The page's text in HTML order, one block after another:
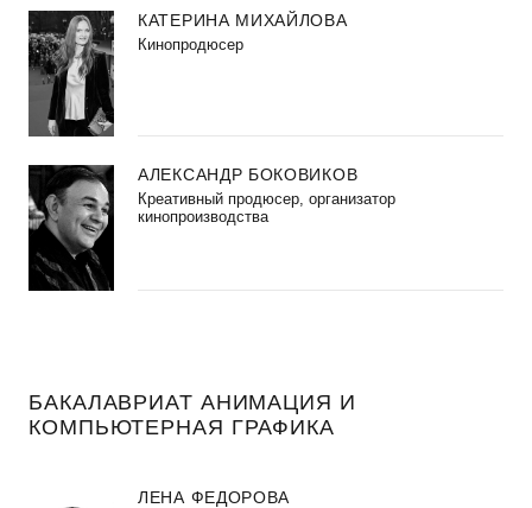
КАТЕРИНА МИХАЙЛОВА
Кинопродюсер
АЛЕКСАНДР БОКОВИКОВ
Креативный продюсер, организатор
кинопроизводства
БАКАЛАВРИАТ АНИМАЦИЯ И
КОМПЬЮТЕРНАЯ ГРАФИКА
ЛЕНА ФЕДОРОВА